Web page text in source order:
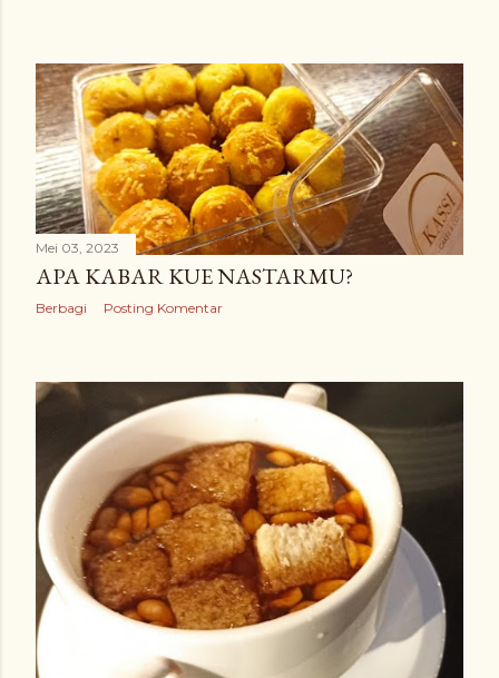
Mei 03, 2023
APA KABAR KUE NASTARMU?
Berbagi Posting Komentar